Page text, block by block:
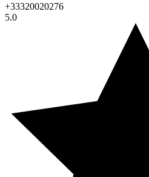
+33320020276
5.0